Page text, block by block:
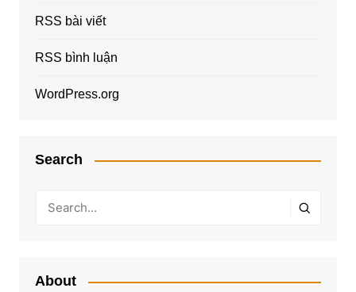
RSS bài viết
RSS bình luận
WordPress.org
Search
About